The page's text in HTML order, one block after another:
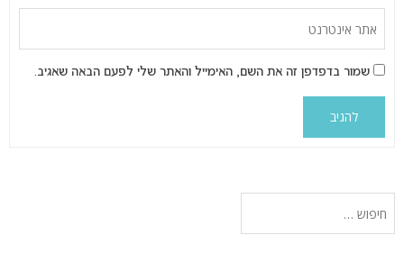
שמור בדפדפן זה את השם, האימייל והאתר שלי לפעם הבאה שאגיב.